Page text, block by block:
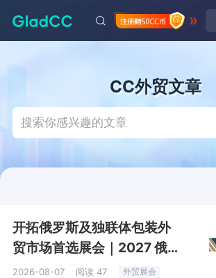
CC外贸文章
搜索你感兴趣的文章
开拓俄罗斯及独联体包装外
贸市场首选展会｜2027 俄罗
斯包装
2026-08-07 阅读 47 外贸展会